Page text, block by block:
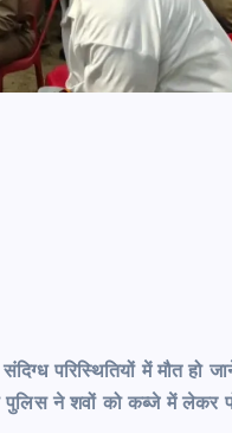
परिस्थितियों में मौत हो
ने शवों को कब्जे में लेकर